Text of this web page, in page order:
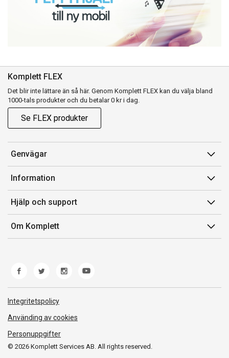
Komplett FLEX
Det blir inte lättare än så här. Genom Komplett FLEX kan du välja bland
1000-tals produkter och du betalar 0 kr i dag.
Se FLEX produkter
Genvägar
Konto
Orderhistorik
Presentkort
Komplett Club
Information
Försäljningsvillkor
Medlemsvillkor for Komplett Club
Lediga tjänster
Hjälp och support
Kontakta oss
Kundservice
Produkthjälp och retur
Felsökning och guider
Frakt och leverans
Om Komplett
© 2026 Komplett Services AB. All rights reserved.
Integritetspolicy
Använding av cookies
Personuppgifter